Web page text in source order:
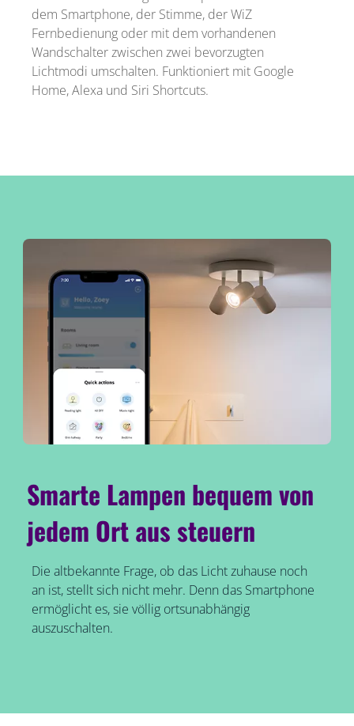
dem Smartphone, der Stimme, der WiZ
Fernbedienung oder mit dem vorhandenen
Wandschalter zwischen zwei bevorzugten
Lichtmodi umschalten. Funktioniert mit Google
Home, Alexa und Siri Shortcuts.
Smarte Lampen bequem von
jedem Ort aus steuern
Die altbekannte Frage, ob das Licht zuhause noch
an ist, stellt sich nicht mehr. Denn das Smartphone
ermöglicht es, sie völlig ortsunabhängig
auszuschalten.